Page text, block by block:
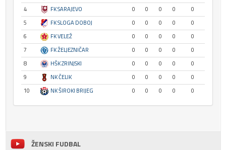
4
FK SARAJEVO 0 0 0 0
0
5
FK SLOGA DOBOJ 0 0 0 0
0
6
FK VELEŽ 0 0 0 0
0
7
FK ŽELJEZNIČAR 0 0 0 0
0
8
HŠK ZRINJSKI 0 0 0 0
0
9
NK ČELIK 0 0 0 0
0
10
NK ŠIROKI BRIJEG 0 0 0 0 0
ŽENSKI FUDBAL